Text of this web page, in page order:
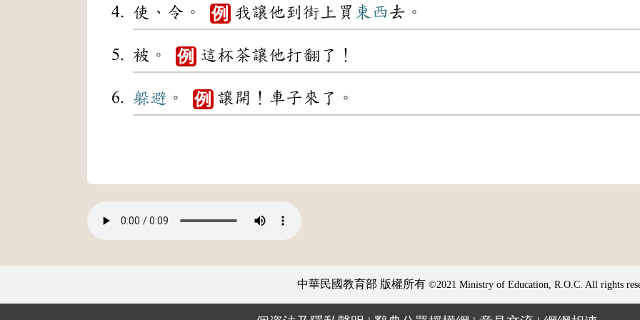
使、令。 例 我讓他到街上買 東西去。
被。 例 這杯茶讓他打翻了！
躲避 。 例 讓開！車子來了。
中華民國教育部 版權所有 ©2021 Ministry of Education, R.O.C. All rights